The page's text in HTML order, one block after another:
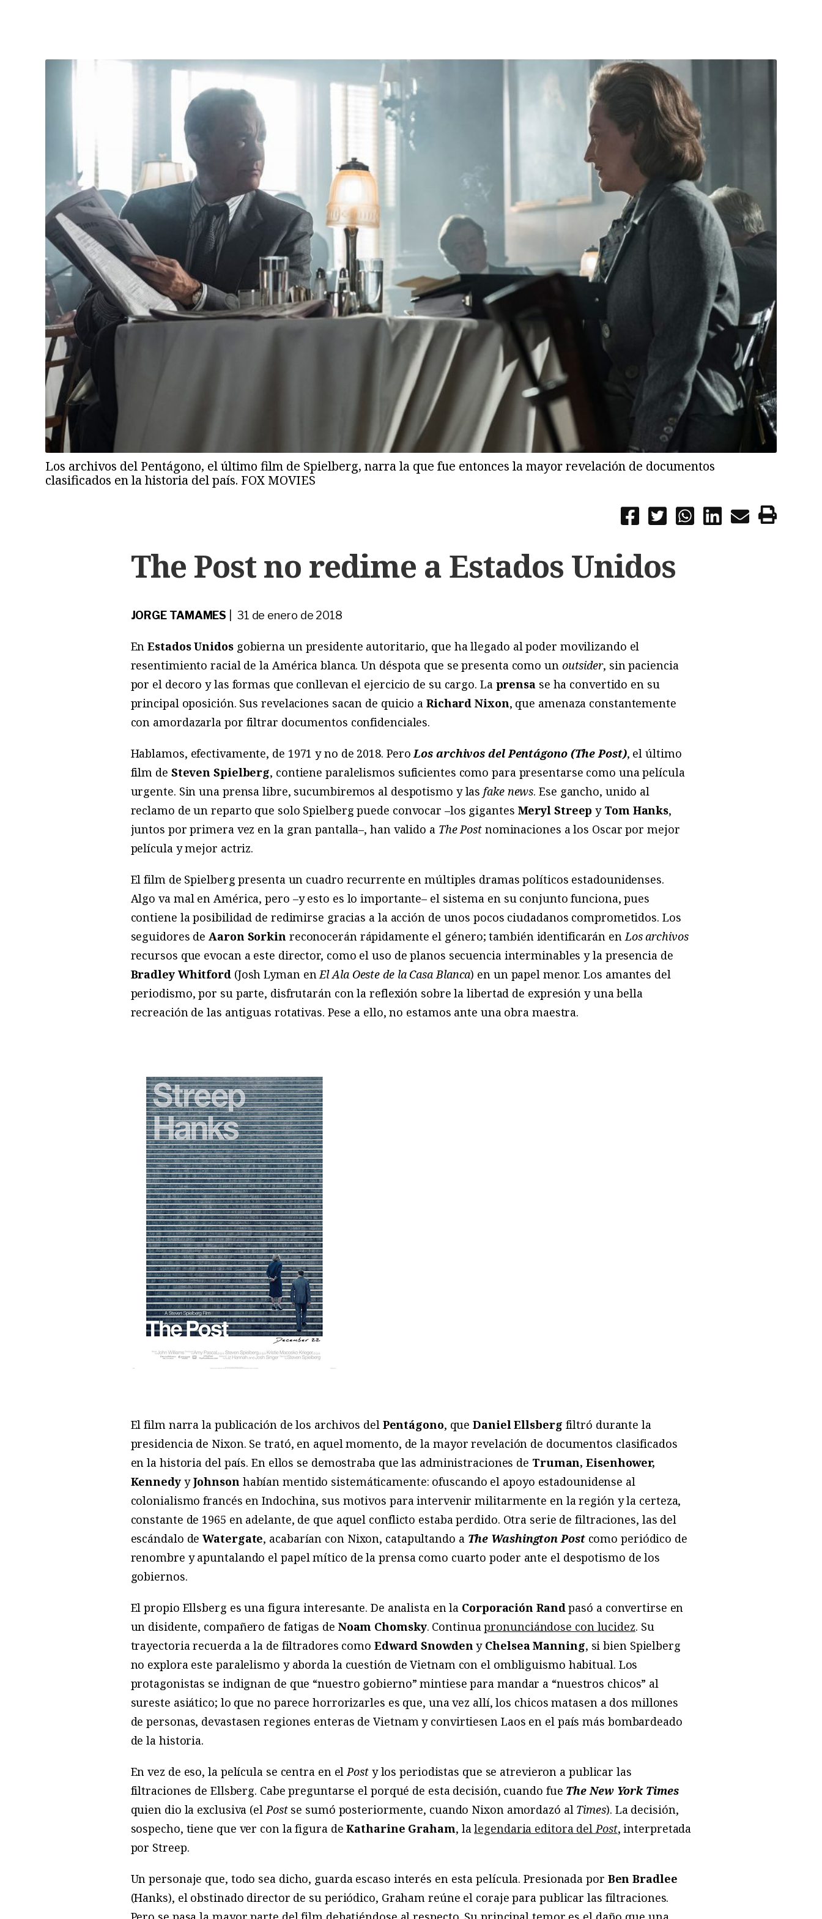
Los archivos del Pentágono, el último film de Spielberg, narra la que fue entonces la mayor revelación de documentos
clasificados en la historia del país. FOX MOVIES
The Post no redime a Estados Unidos
JORGE TAMAMES | 31 de enero de 2018
EnEstados Unidosgobierna un presidente autoritario, que ha llegado al poder movilizando el
resentimiento racial de la América blanca. Un déspota que se presenta como un outsider, sin paciencia
por el decoro y las formas que conllevan el ejercicio de su cargo. La prensase ha convertido en su
principal oposición. Sus revelaciones sacan de quicio a Richard Nixon, que amenaza constantemente
con amordazarla por filtrar documentos confidenciales.
Hablamos, efectivamente, de 1971 y no de 2018. PeroLos archivos del Pentágono (The Post), el último
film de Steven Spielberg, contiene paralelismos suficientes como para presentarse como una película
urgente. Sin una prensa libre, sucumbiremos al despotismo y lasfake news. Ese gancho, unido al
reclamo de un reparto que solo Spielberg puede convocar –los gigantes Meryl StreepyTom Hanks,
juntos por primera vez en la gran pantalla–, han valido a The Postnominaciones a los Oscar por mejor
película y mejor actriz.
El film de Spielberg presenta un cuadro recurrente en múltiples dramas políticos estadounidenses.
Algo va mal en América, pero –y esto es lo importante– el sistema en su conjunto funciona, pues
contiene la posibilidad de redimirse gracias a la acción de unos pocos ciudadanos comprometidos. Los
seguidores deAaron Sorkin reconocerán rápidamente el género; también identificarán enLos archivos
recursos que evocan a este director, como el uso de planos secuencia interminables y la presencia de
Bradley Whitford(Josh Lyman enEl Ala Oeste de la Casa Blanca) en un papel menor. Los amantes del
periodismo, por su parte, disfrutarán con la reflexión sobre la libertad de expresión y una bella
recreación de las antiguas rotativas. Pese a ello, no estamos ante una obra maestra.
El film narra la publicación de los archivos del Pentágono, queDaniel Ellsberg filtró durante la
presidencia de Nixon. Se trató, en aquel momento, de la mayor revelación de documentos clasificados
en la historia del país. En ellos se demostraba que las administraciones de Truman, Eisenhower,
Kennedy yJohnson habían mentido sistemáticamente: ofuscando el apoyo estadounidense al
colonialismo francés en Indochina, sus motivos para intervenir militarmente en la región y la certeza,
constante de 1965 en adelante, de que aquel conflicto estaba perdido. Otra serie de filtraciones, las del
escándalo deWatergate, acabarían con Nixon, catapultando a The Washington Postcomo periódico de
renombre y apuntalando el papel mítico de la prensa como cuarto poder ante el despotismo de los
gobiernos.
El propio Ellsberg es una figura interesante. De analista en la Corporación Rand pasó a convertirse en
un disidente, compañero de fatigas de Noam Chomsky. Continuapronunciándose con lucidez. Su
trayectoria recuerda a la de filtradores como Edward Snowden y Chelsea Manning, si bien Spielberg
no explora este paralelismo y aborda la cuestión de Vietnam con el ombliguismo habitual. Los
protagonistas se indignan de que “nuestro gobierno” mintiese para mandar a “nuestros chicos” al
sureste asiático; lo que no parece horrorizarles es que, una vez allí, los chicos matasen a dos millones
de personas, devastasen regiones enteras de Vietnam y convirtiesen Laos en el país más bombardeado
de la historia.
En vez de eso, la película se centra en el Posty los periodistas que se atrevieron a publicar las
filtraciones de Ellsberg. Cabe preguntarse el porqué de esta decisión, cuando fue The New York Times
quien dio la exclusiva (el Postse sumó posteriormente, cuando Nixon amordazó al Times). La decisión,
sospecho, tiene que ver con la figura deKatharine Graham, lalegendaria editora del Post, interpretada
por Streep.
Un personaje que, todo sea dicho, guarda escaso interés en esta película. Presionada por Ben Bradlee
(Hanks), el obstinado director de su periódico, Graham reúne el coraje para publicar las filtraciones.